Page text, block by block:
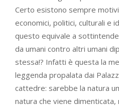
Certo esistono sempre
economici, politici, culturali e
questo equivale a
da umani contro altri umani
stessa!? Infatti è questa la
leggenda propalata dai
cattedre: sarebbe la natura
natura che viene dimenticata,